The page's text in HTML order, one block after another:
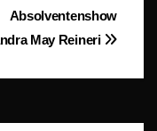
Absolventenshow
May Reineri